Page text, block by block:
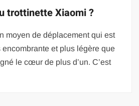
trottinette Xiaomi ?
moyen de déplacement qui est
encombrante et plus légère que
le cœur de plus d’un. C’est